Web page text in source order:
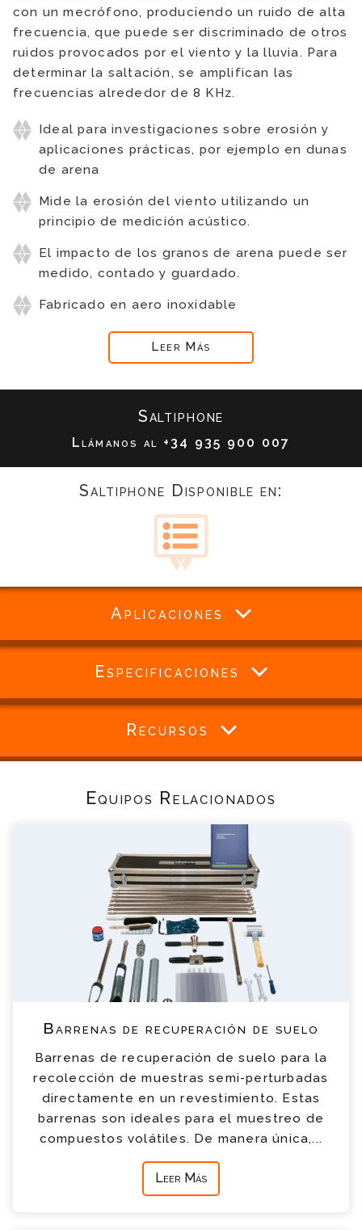
con un mecrófono, produciendo un ruido de alta
frecuencia, que puede ser discriminado de otros
ruidos provocados por el viento y la lluvia. Para
determinar la saltación, se amplifican las
frecuencias alrededor de 8 KHz.
Ideal para investigaciones sobre erosión y
aplicaciones prácticas, por ejemplo en dunas
de arena
Mide la erosión del viento utilizando un
principio de medición acústico.
El impacto de los granos de arena puede ser
medido, contado y guardado.
Fabricado en aero inoxidable
Leer Más
Saltiphone
Llámanos al +34 935 900 007
Saltiphone Disponible en:
Aplicaciones
Especificaciones
Recursos
Equipos Relacionados
Barrenas de recuperación de suelo
Barrenas de recuperación de suelo para la
recolección de muestras semi-perturbadas
directamente en un revestimiento. Estas
barrenas son ideales para el muestreo de
compuestos volátiles. De manera única,...
Leer Más